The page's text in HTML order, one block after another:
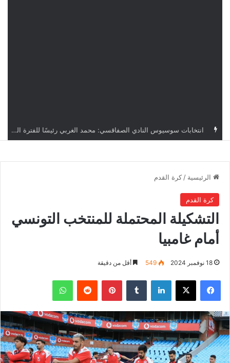
الرئيسية / كرة القدم
كرة القدم
التشكيلة المحتملة للمنتخب التونسي
أمام غامبيا
18 نوفمبر 2024 549 أقل من دقيقة
فيسبوك ‫X لينكدإن بينتيريست واتساب